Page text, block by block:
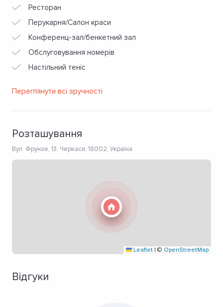
Ресторан
Перукарня/Салон краси
Конференц-зал/бенкетний зал
Обслуговування номерів
Настільний теніс
Переглянути всі зручності
Розташування
Вул. Фрунзе, 13, Черкаси, 18002, Україна
Leaflet | © OpenStreetMap
Відгуки